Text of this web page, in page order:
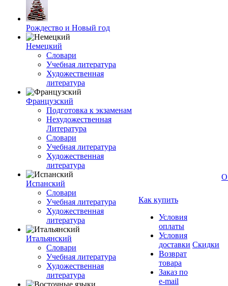
Рождество и Новый год
Немецкий
Словари
Учебная литература
Художественная
литература
Французский
Подготовка к экзаменам
Нехудожественная
Литература
Словари
Учебная литература
Художественная
литература
Испанский
Словари
Учебная литература
Художественная
литература
Итальянский
Словари
Учебная литература
Художественная
литература
Как купить
Условия
оплаты
Условия
доставки
Возврат
товара
Заказ по
e-mail
Скидки
О